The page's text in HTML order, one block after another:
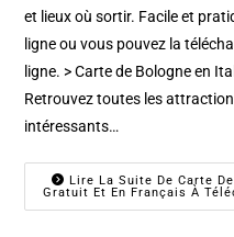
et lieux où sortir. Facile et
ligne ou vous pouvez la
ligne. > Carte de Bologne en
Retrouvez toutes les
intéressants…
Lire La Suite De Carte
Gratuit Et En Français À